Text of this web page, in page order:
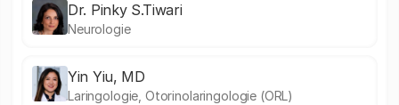
Dr. Pinky S.Tiwari
Neurologie
Yin Yiu, MD
Laringologie, Otorinolaringologie (ORL)